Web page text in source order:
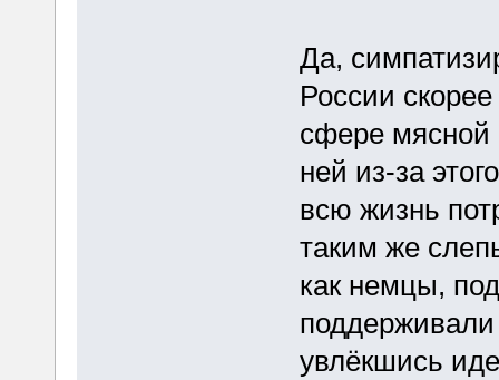
Да,
России скорее
сфере
ней из-за
всю жизнь
таким же
как немцы,
увлёкшись